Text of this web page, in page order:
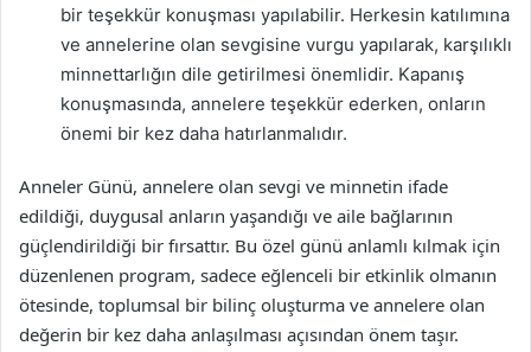
bir teşekkür konuşması yapılabilir. Herkesin katılımına
ve annelerine olan sevgisine vurgu yapılarak, karşılıklı
minnettarlığın dile getirilmesi önemlidir. Kapanış
konuşmasında, annelere teşekkür ederken, onların
önemi bir kez daha hatırlanmalıdır.
Anneler Günü, annelere olan sevgi ve minnetin ifade
edildiği, duygusal anların yaşandığı ve aile bağlarının
güçlendirildiği bir fırsattır. Bu özel günü anlamlı kılmak için
düzenlenen program, sadece eğlenceli bir etkinlik olmanın
ötesinde, toplumsal bir bilinç oluşturma ve annelere olan
değerin bir kez daha anlaşılması açısından önem taşır.